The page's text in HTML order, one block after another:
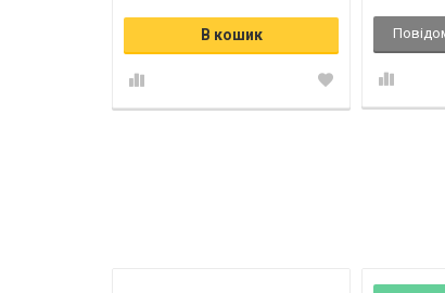
В кошик